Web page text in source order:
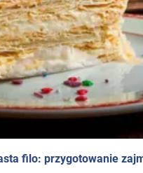
filo: przygotowanie